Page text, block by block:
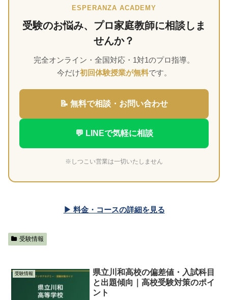
ESPERANZA ACADEMY
受験のお悩み、プロ家庭教師に相談しま
せんか？
完全オンライン・全国対応・1対1のプロ指導。
今だけ初回体験授業が無料です。
📝 無料で相談・お問い合わせ
💬 LINEで気軽に相談
※しつこい営業は一切いたしません
▶ 料金・コースの詳細を見る
受験情報
受験情報
県立川和高校の偏差値・入試科目
と出題傾向｜高校受験対策のポイ
ント